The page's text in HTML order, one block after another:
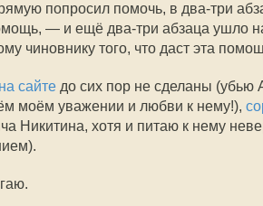
попросил помочь, в два-три
— и ещё два-три абзаца ушло
чиновнику того, что даст эта
сайте до сих пор не сделаны (убью
моём уважении и любви к нему!),
Никитина, хотя и питаю к нему